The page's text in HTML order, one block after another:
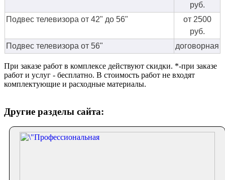
руб.
Подвес телевизора от 42" до 56"
от 2500
руб.
Подвес телевизора от 56"
договорная
При заказе работ в комплексе действуют скидки. *-при заказе
работ и услуг - бесплатно. В стоимость работ не входят
комплектующие и расходные материалы.
Другие разделы сайта: